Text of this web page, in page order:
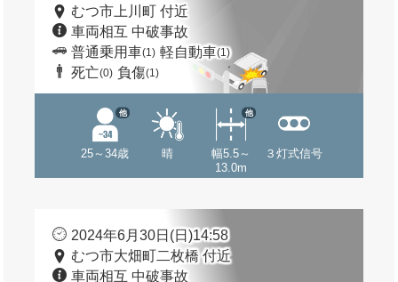
むつ市上川町 付近
車両相互 中破事故
普通乗用車(1) 軽自動車(1)
死亡(0) 負傷(1)
25～34歳
他
晴
幅5.5～
13.0m
他
３灯式信号
2024年6月30日(日)14:58
むつ市大畑町二枚橋 付近
車両相互 中破事故